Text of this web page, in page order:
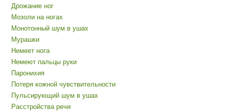
Дрожание ног
Мозоли на ногах
Монотонный шум в ушах
Мурашки
Немеет нога
Немеют пальцы руки
Паронихия
Потеря кожной чувствительности
Пульсирующий шум в ушах
Расстройства речи